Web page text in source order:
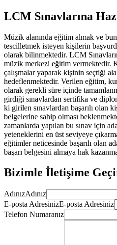
LCM Sınavlarına
Müzik alanında eğitim almak ve
tescilletmek isteyen kişilerin
olarak bilinmektedir. LCM
müzik merkezi eğitim vermektedir.
çalışmalar yaparak kişinin seçtiği
hedeflenmektedir. Verilen eğitim,
olarak gerekli süre içinde
girdiği sınavlardan sertifika ve
ki girilen sınavlardan başarılı olan
belgelerine sahip olması
zamanlarda yapılan bu sınav için
yeteneklerini en üst seviyeye
eğitimler neticesinde başarılı olan
başarı belgesini almaya hak
Bizimle İletişime
AdınızAdınız
E-posta AdresinizE-posta Adresiniz
Telefon Numaranız